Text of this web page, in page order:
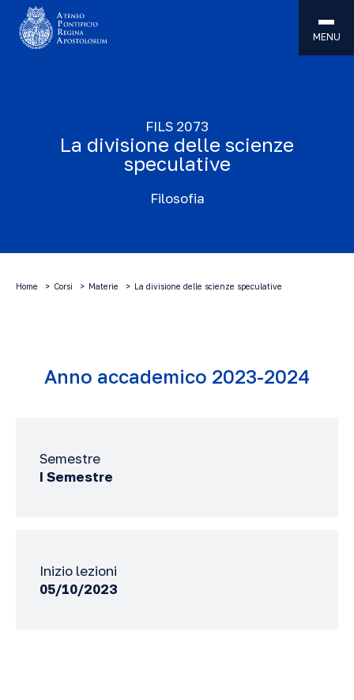
MENU
FILS 2073
La divisione delle scienze
speculative
Filosofia
Home Corsi Materie La divisione delle scienze speculative
Anno accademico 2023-2024
Semestre
I Semestre
Inizio lezioni
05/10/2023